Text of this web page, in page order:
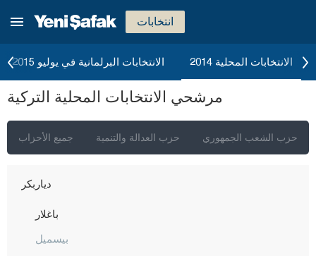
انتخابات
الانتخابات البرلمانية في يوليو 2015 الانتخابات المحلية 2014
مرشحي الانتخابات المحلية التركية
جميع الأحزاب حزب العدالة والتنمية حزب الشعب الجمهوري
بوردور
جناق قلعة
شانكيري
دينيزلي
دياربكر
باغلار
بيسميل